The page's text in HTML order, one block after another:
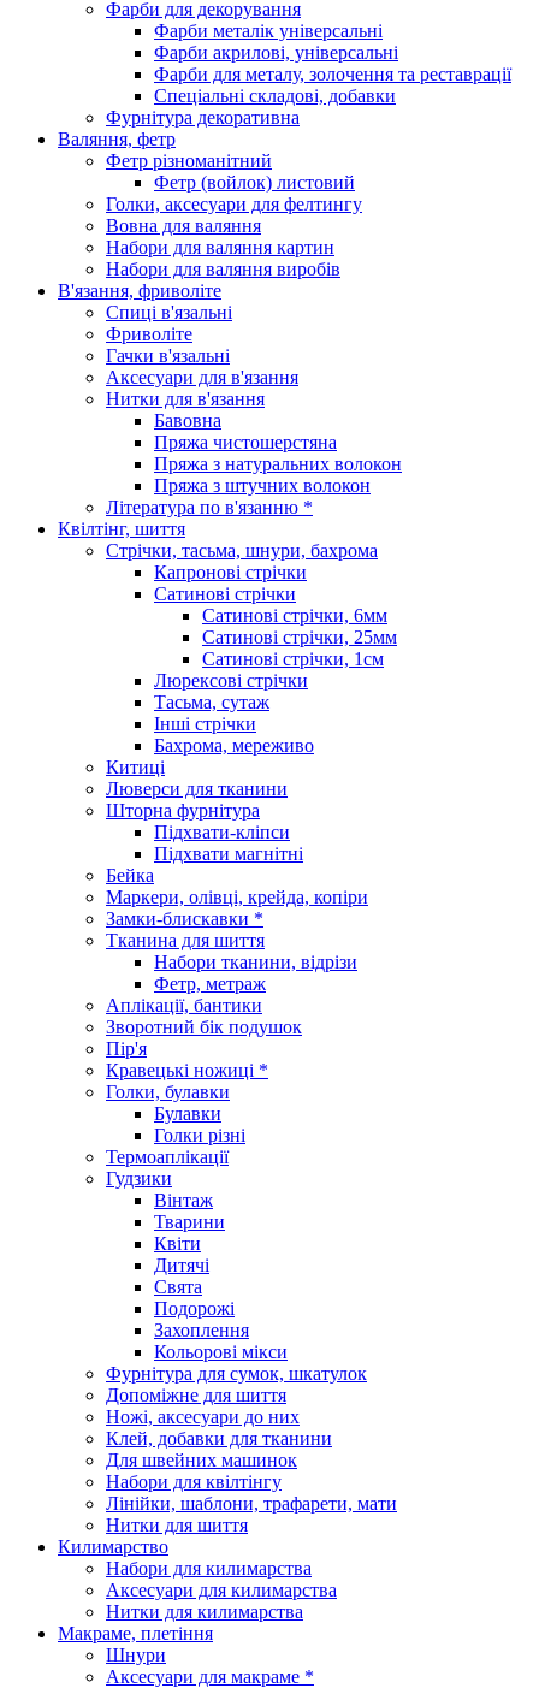
Фарби для декорування
Фарби металік універсальні
Фарби акрилові, універсальні
Фарби для металу, золочення та реставрації
Спеціальні складові, добавки
Фурнітура декоративна
Валяння, фетр
Фетр різноманітний
Фетр (войлок) листовий
Голки, аксесуари для фелтингу
Вовна для валяння
Набори для валяння картин
Набори для валяння виробів
В'язання, фриволіте
Спиці в'язальні
Фриволіте
Гачки в'язальні
Аксесуари для в'язання
Нитки для в'язання
Бавовна
Пряжа чистошерстяна
Пряжа з натуральних волокон
Пряжа з штучних волокон
Література по в'язанню *
Квілтінг, шиття
Стрічки, тасьма, шнури, бахрома
Капронові стрічки
Сатинові стрічки
Сатинові стрічки, 6мм
Сатинові стрічки, 25мм
Сатинові стрічки, 1см
Люрексові стрічки
Тасьма, сутаж
Інші стрічки
Бахрома, мереживо
Китиці
Люверси для тканини
Шторна фурнітура
Підхвати-кліпси
Підхвати магнітні
Бейка
Маркери, олівці, крейда, копіри
Замки-блискавки *
Тканина для шиття
Набори тканини, відрізи
Фетр, метраж
Аплікації, бантики
Зворотний бік подушок
Пір'я
Кравецькі ножиці *
Голки, булавки
Булавки
Голки різні
Термоаплікації
Гудзики
Вінтаж
Тварини
Квіти
Дитячі
Свята
Подорожі
Захоплення
Кольорові мікси
Фурнітура для сумок, шкатулок
Допоміжне для шиття
Ножі, аксесуари до них
Клей, добавки для тканини
Для швейних машинок
Набори для квілтінгу
Лінійки, шаблони, трафарети, мати
Нитки для шиття
Килимарство
Набори для килимарства
Аксесуари для килимарства
Нитки для килимарства
Макраме, плетіння
Шнури
Аксесуари для макраме *